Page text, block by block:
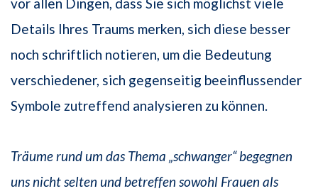
Details Ihres Traums merken, sich diese besser
noch schriftlich notieren, um die Bedeutung
verschiedener, sich gegenseitig beeinflussender
Symbole zutreffend analysieren zu können.
Träume rund um das Thema „schwanger“ begegnen
uns nicht selten und betreffen sowohl Frauen als